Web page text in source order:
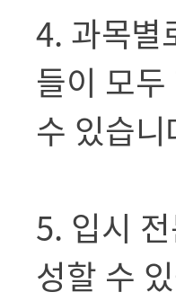
4. 과목별
들이 모
수 있습니
5. 입시
성할 수